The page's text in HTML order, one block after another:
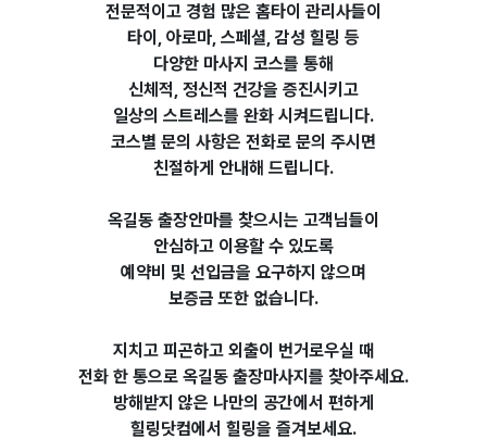
전문적이고 경험 많은 홈타이 관리사들이
타이, 아로마, 스페셜, 감성 힐링 등
다양한 마사지 코스를 통해
신체적, 정신적 건강을 증진시키고
일상의 스트레스를 완화 시켜드립니다.
코스별 문의 사항은 전화로 문의 주시면
친절하게 안내해 드립니다.
옥길동 출장안마를 찾으시는 고객님들이
안심하고 이용할 수 있도록
예약비 및 선입금을 요구하지 않으며
보증금 또한 없습니다.
지치고 피곤하고 외출이 번거로우실 때
전화 한 통으로 옥길동 출장마사지를 찾아주세요.
방해받지 않은 나만의 공간에서 편하게
힐링닷컴에서 힐링을 즐겨보세요.